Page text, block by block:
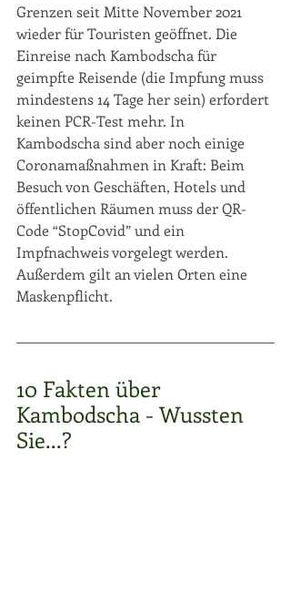
Grenzen seit Mitte November 2021
wieder für Touristen geöffnet. Die
Einreise nach Kambodscha für
geimpfte Reisende (die Impfung muss
mindestens 14 Tage her sein) erfordert
keinen PCR-Test mehr. In
Kambodscha sind aber noch einige
Coronamaßnahmen in Kraft: Beim
Besuch von Geschäften, Hotels und
öffentlichen Räumen muss der QR-
Code “StopCovid” und ein
Impfnachweis vorgelegt werden.
Außerdem gilt an vielen Orten eine
Maskenpflicht.
10 Fakten über
Kambodscha - Wussten
Sie...?